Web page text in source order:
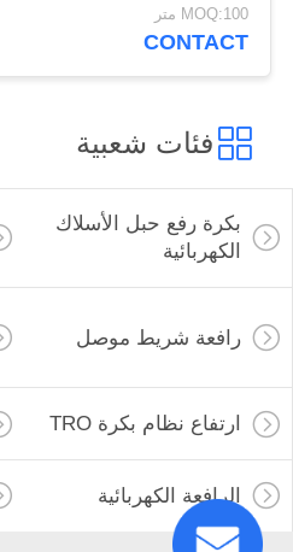
MOQ:100 متر
CONTACT
فئات شعبية
بكرة رفع حبل الأسلاك
الكهربائية
رافعة شريط موصل
ارتفاع نظام بكرة TRO
الرافعة الكهربائية